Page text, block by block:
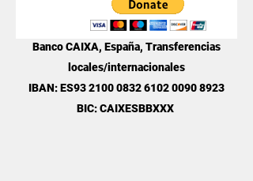
Banco CAIXA, España, Transferencias
locales/internacionales
IBAN: ES932100 0832 6102 00908923
BIC: CAIXESBBXXX